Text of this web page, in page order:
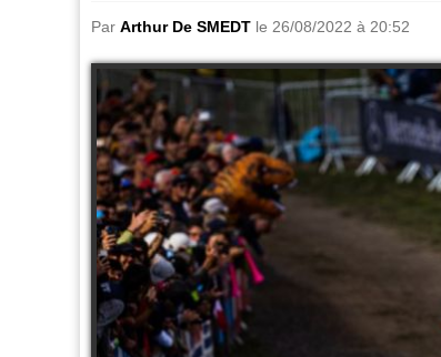
Par Arthur De SMEDT le 26/08/2022 à 20:52